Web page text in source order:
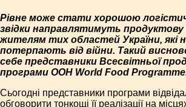
Рівне може стати хорошою
звідки направлятимуть
жителям тих областей України, які
потерпають від війни. Такий
себе представники Всесвітньої
програми ООН World Food
Сьогодні представники програми
обговорити тонкощі її реалізації на